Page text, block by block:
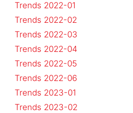
Trends 2022-01
Trends 2022-02
Trends 2022-03
Trends 2022-04
Trends 2022-05
Trends 2022-06
Trends 2023-01
Trends 2023-02